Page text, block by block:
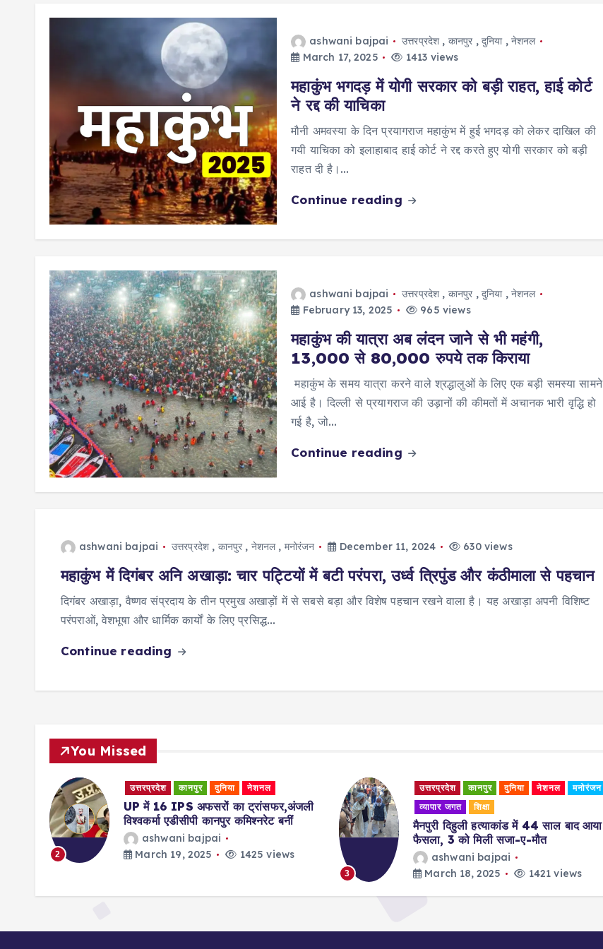
ashwani bajpai उत्तरप्रदेश , कानपुर , दुनिया, नेशनल
March 17, 2025
1413 views
महाकुंभ भगदड़ में योगी सरकार को बड़ी राहत, हाई कोर्ट
ने रद्द की याचिका
मौनी अमवस्या के दिन प्रयागराज महाकुंभ में हुई भगदड़ को लेकर दाखिल की
गयी याचिका को इलाहाबाद हाई कोर्ट ने रद्द करते हुए योगी सरकार को बड़ी
राहत दी है।…
Continue reading
ashwani bajpai उत्तरप्रदेश , कानपुर , दुनिया, नेशनल
February 13, 2025
965 views
महाकुंभ की यात्रा अब लंदन जाने से भी महंगी,
13,000 से 80,000 रुपये तक किराया
महाकुंभ के समय यात्रा करने वाले श्रद्धालुओं के लिए एक बड़ी समस्या सामने
आई है। दिल्ली से प्रयागराज की उड़ानों की कीमतों में अचानक भारी वृद्धि हो
गई है, जो…
Continue reading
ashwani bajpai उत्तरप्रदेश , कानपुर , नेशनल, मनोरंजन December 11, 2024 630 views
महाकुंभ में दिगंबर अनि अखाड़ा: चार पट्टियों में बटी परंपरा, उर्ध्व त्रिपुंड और कंठीमाला से पहचान
दिगंबर अखाड़ा, वैष्णव संप्रदाय के तीन प्रमुख अखाड़ों में से सबसे बड़ा और विशेष पहचान रखने वाला है। यह अखाड़ा अपनी विशिष्ट
परंपराओं, वेशभूषा और धार्मिक कार्यों के लिए प्रसिद्ध…
Continue reading
You Missed
2
उत्तरप्रदेश कानपुर दुनिया नेशनल
UP में 16 IPS अफसरों का ट्रांसफर,अंजली
विश्वकर्मा एडीसीपी कानपुर कमिश्नरेट बनीं
ashwani bajpai
March 19, 2025
1425 views
3
उत्तरप्रदेश कानपुर दुनिया नेशनल
मनोरंजन
व्यापार जगत
शिक्षा
मैनपुरी दिहुली हत्याकांड में 44 साल बाद आया
फैसला, 3 को मिली सजा-ए-मौत
ashwani bajpai
March 18, 2025
1421 views